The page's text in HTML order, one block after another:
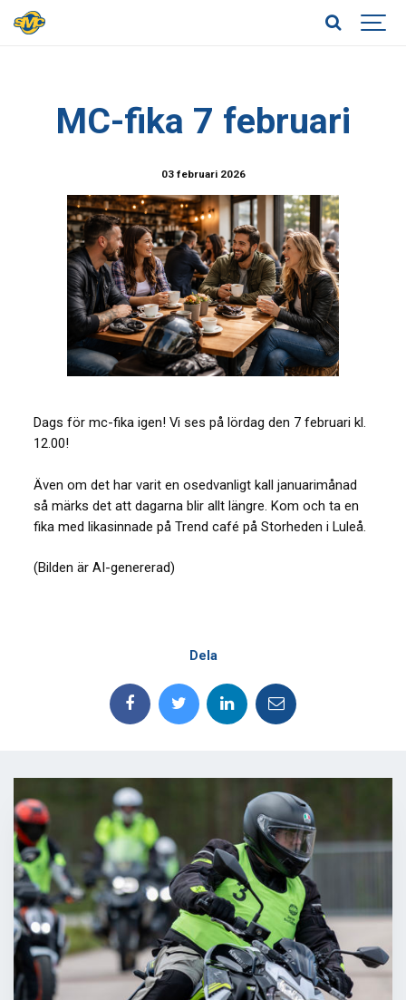
MC-fika 7 februari
03 februari 2026
Dags för mc-fika igen! Vi ses på lördag den 7 februari kl.
12.00!
Även om det har varit en osedvanligt kall januarimånad
så märks det att dagarna blir allt längre. Kom och ta en
fika med likasinnade på Trend café på Storheden i Luleå.
(Bilden är AI-genererad)
Dela